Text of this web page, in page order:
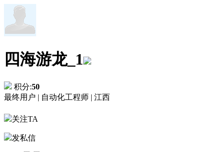
四海游龙_1
积分:50
最终用户 | 自动化工程师 | 江西
关注TA
发私信